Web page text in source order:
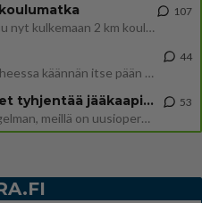
Hesarissa päivitellään lapset joutuu nyt kulkemaan 2 km kouluun jösses. Ruostefillarilla tuo matka menee vaikka miten äk
107
Mutta mies vain tuijottaa, siinä vaiheessa käännän itse pään pois. Mikä juttu? Yleensä jos joku tuijottaa tai katsoo, hä
44
Uusioperheen aikuiset lapset tyhjentää jääkaapin käydessään
Miten selvittäisitte seuraavan ongelman, meillä on uusioperhe, minulla teini-ikäiset lapset ja puolisolla aikuiset, jotk
53